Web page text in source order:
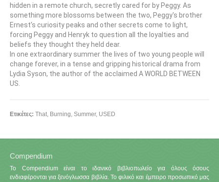
hidden in a remote church, secretly cared for by Peggy. As
something more blossoms between the two, Peggy's brother
Ernest's curiosity peaks and other secrets come to light,
forcing Peggy and Henryk to question all the loyalties and
beliefs they thought they held dear.
In one extraordinary summer the lives of two young people will
change forever, in a tense and gripping historical drama from
Lydia Syson, the author of the acclaimed A WORLD BETWEEN
US.
Ετικέτες: That, Burning, Summer, USED
Compendium
Το Compendium είναι το ιδανικό βιβλιοπωλείο για όλους όσους
ενδιαφέρονται για ξενόγλωσσα βιβλία. Το φιλικό και έμπειρο προσωπικό μας